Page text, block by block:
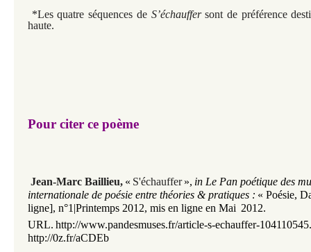
*Les quatre séquences de S’échauffer sont de préférence
haute.
Pour citer ce poème
Jean-Marc Baillieu, « S'échauffer », in Le Pan poétique des
internationale de poésie entre théories & pratiques : « Poésie,
ligne], n°1|Printemps 2012, mis en ligne en Mai 2012.
URL. http://www.pandesmuses.fr/article-s-echauffer-
http://0z.fr/aCDEb